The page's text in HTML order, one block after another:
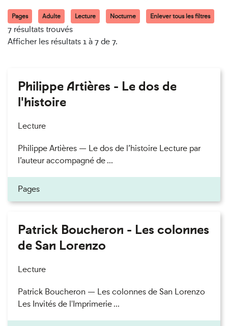
Pages Adulte Lecture Nocturne Enlever tous les filtres
7 résultats trouvés
Afficher les résultats 1 à 7 de 7.
Philippe Artières - Le dos de
l'histoire
Lecture
Philippe Artières — Le dos de l’histoire Lecture par
l’auteur accompagné de ...
Pages
Patrick Boucheron - Les colonnes
de San Lorenzo
Lecture
Patrick Boucheron — Les colonnes de San Lorenzo
Les Invités de l'Imprimerie ...